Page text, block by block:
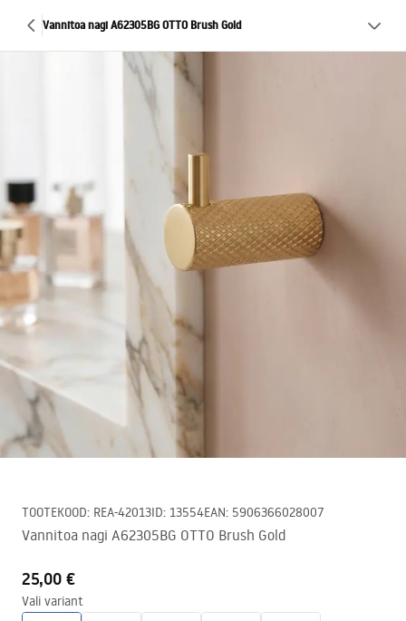
Vannitoa nagi A62305BG OTTO Brush Gold
TOOTEKOOD: REA-42013ID: 13554EAN: 5906366028007
Vannitoa nagi A62305BG OTTO Brush Gold
25,00 €
Vali variant